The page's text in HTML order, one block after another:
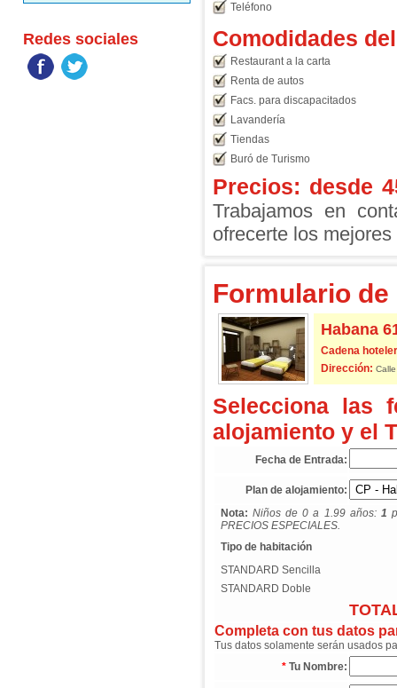
Teléfono
Comodidades
Restaurant a la carta
Renta de autos
Facs. para discapacitados
Lavandería
Tiendas
Buró de Turismo
Precios: desde
Trabajamos en
ofrecerte los
Formulario
Habana
Cadena
Dirección:
Selecciona las
alojamiento y el
Fecha de Entrada:
Plan de alojamiento:
Nota: Niños de 0 a 1.99 años: 1
PRECIOS ESPECIALES.
Tipo de habitación
STANDARD Sencilla
STANDARD Doble
Completa con tus datos
Tus datos solamente serán usados
* Tu Nombre:
Redes sociales